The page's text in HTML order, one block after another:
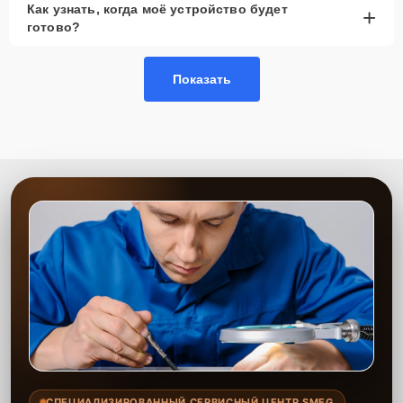
рассмотреть вариант с использованием
качественного аналога брендовой детали.
высококачественные запчасти, будь это 100% оригинал, или
надежные аналоги проверенных и зарекомендовавших себя
Позвонить по телефону горячей линии или
запросить обратный звонок через Форму заявки
для быстрого уточнения деталей.
Привезти устройство в ближайший центр или
передать аппарат курьеру службы доставки,
дождаться результатов диагностики и принять
решение.
Дождаться оповещения о готовности и забрать
устройство самостоятельно или воспользоваться
курьерской доставкой.
Как узнать, когда моё устройство будет
готово?
+
Показать